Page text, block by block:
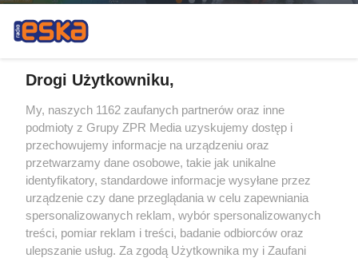
Drogi Użytkowniku,
My, naszych 1162 zaufanych partnerów oraz inne
podmioty z Grupy ZPR Media uzyskujemy dostęp i
przechowujemy informacje na urządzeniu oraz
przetwarzamy dane osobowe, takie jak unikalne
identyfikatory, standardowe informacje wysyłane przez
urządzenie czy dane przeglądania w celu zapewniania
spersonalizowanych reklam, wybór spersonalizowanych
treści, pomiar reklam i treści, badanie odbiorców oraz
ulepszanie usług. Za zgodą Użytkownika my i Zaufani